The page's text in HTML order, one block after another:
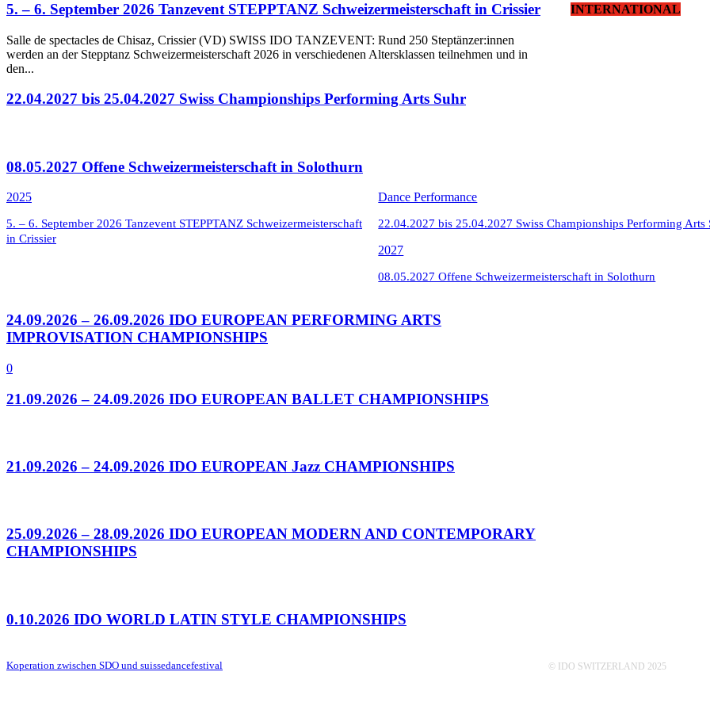
5. – 6. September 2026 Tanzevent STEPPTANZ Schweizermeisterschaft in Crissier
Salle de spectacles de Chisaz, Crissier (VD) SWISS IDO TANZEVENT: Rund 250 Steptänzer:innen
werden an der Stepptanz Schweizermeisterschaft 2026 in verschiedenen Altersklassen teilnehmen und in
den...
22.04.2027 bis 25.04.2027 Swiss Championships Performing Arts Suhr
08.05.2027 Offene Schweizermeisterschaft in Solothurn
2025
5. – 6. September 2026 Tanzevent STEPPTANZ Schweizermeisterschaft
in Crissier
Dance Performance
22.04.2027 bis 25.04.2027 Swiss Championships Performing Arts
2027
08.05.2027 Offene Schweizermeisterschaft in Solothurn
INTERNATIONAL
24.09.2026 – 26.09.2026 IDO EUROPEAN PERFORMING ARTS
IMPROVISATION CHAMPIONSHIPS
0
21.09.2026 – 24.09.2026 IDO EUROPEAN BALLET CHAMPIONSHIPS
21.09.2026 – 24.09.2026 IDO EUROPEAN Jazz CHAMPIONSHIPS
25.09.2026 – 28.09.2026 IDO EUROPEAN MODERN AND CONTEMPORARY
CHAMPIONSHIPS
0.10.2026 IDO WORLD LATIN STYLE CHAMPIONSHIPS
Koperation zwischen SDO und suissedancefestival © IDO SWITZERLAND 2025